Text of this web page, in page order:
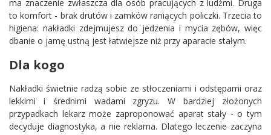
ma znaczenie zwłaszcza dla osób pracujących z ludźmi. Druga
to komfort - brak drutów i zamków raniących policzki. Trzecia to
higiena: nakładki zdejmujesz do jedzenia i mycia zębów, więc
dbanie o jamę ustną jest łatwiejsze niż przy aparacie stałym.
Dla kogo
Nakładki świetnie radzą sobie ze stłoczeniami i odstępami oraz
lekkimi i średnimi wadami zgryzu. W bardziej złożonych
przypadkach lekarz może zaproponować aparat stały - o tym
decyduje diagnostyka, a nie reklama. Dlatego leczenie zaczyna